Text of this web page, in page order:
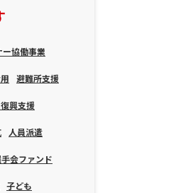
協働事業
避難所支援
興支援
人員派遣
会ファンド
子ども